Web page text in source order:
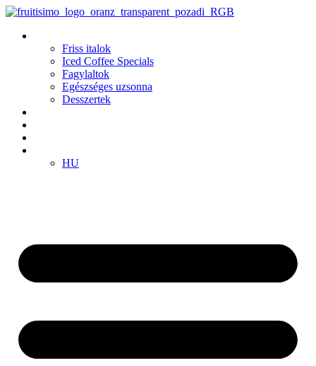
Ugrás
tartalomhoz
Friss italok
Iced Coffee Specials
Fagylaltok
Egészséges uzsonna
Desszertek
HU